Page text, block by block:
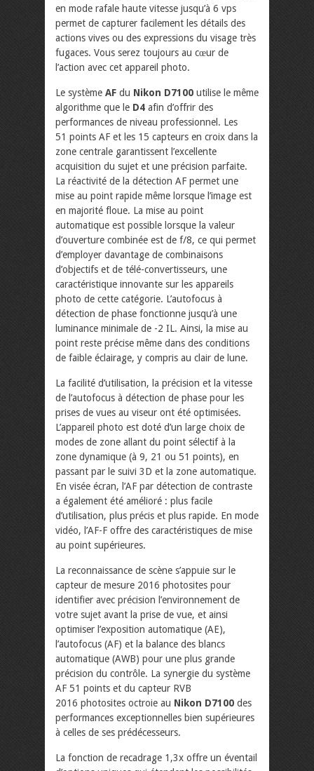
en mode rafale haute vitesse jusqu’à 6 vps
permet de capturer facilement les détails des
actions vives ou des expressions du visage très
fugaces. Vous serez toujours au cœur de
l’action avec cet appareil photo.
Le système AF du Nikon D7100 utilise le même
algorithme que le D4 afin d’offrir des
performances de niveau professionnel. Les
51 points AF et les 15 capteurs en croix dans la
zone centrale garantissent l’excellente
acquisition du sujet et une précision parfaite.
La réactivité de la détection AF permet une
mise au point rapide même lorsque l’image est
en majorité floue. La mise au point
automatique est possible lorsque la valeur
d’ouverture combinée est de f/8, ce qui permet
d’employer davantage de combinaisons
d’objectifs et de télé-convertisseurs, une
caractéristique innovante sur les appareils
photo de cette catégorie. L’autofocus à
détection de phase fonctionne jusqu’à une
luminance minimale de -2 IL. Ainsi, la mise au
point reste précise même dans des conditions
de faible éclairage, y compris au clair de lune.
La facilité d’utilisation, la précision et la vitesse
de l’autofocus à détection de phase pour les
prises de vues au viseur ont été optimisées.
L’appareil photo est doté d’un large choix de
modes de zone allant du point sélectif à la
zone dynamique (à 9, 21 ou 51 points), en
passant par le suivi 3D et la zone automatique.
En visée écran, l’AF par détection de contraste
a également été amélioré : plus facile
d’utilisation, plus précis et plus rapide. En mode
vidéo, l’AF-F offre des caractéristiques de mise
au point supérieures.
La reconnaissance de scène s’appuie sur le
capteur de mesure 2016 photosites pour
identifier avec précision l’environnement de
votre sujet avant la prise de vue, et ainsi
optimiser l’exposition automatique (AE),
l’autofocus (AF) et la balance des blancs
automatique (AWB) pour une plus grande
précision du contrôle. La synergie du système
AF 51 points et du capteur RVB
2016 photosites octroie au Nikon D7100 des
performances exceptionnelles bien supérieures
à celles de ses prédécesseurs.
La fonction de recadrage 1,3x offre un éventail